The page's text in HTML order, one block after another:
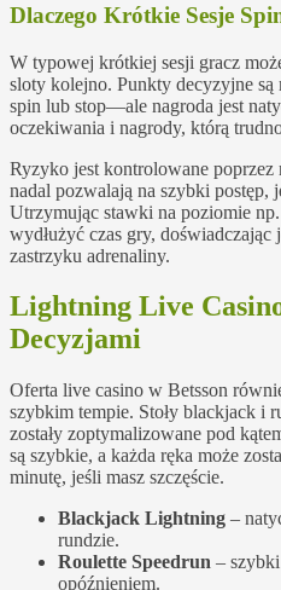
Dlaczego Krótkie Sesje
W typowej krótkiej sesji gracz
sloty kolejno. Punkty decyzyjne
spin lub stop—ale nagroda jest
oczekiwania i nagrody, którą
Ryzyko jest kontrolowane poprzez
nadal pozwalają na szybki postęp,
Utrzymując stawki na poziomie
wydłużyć czas gry, doświadczając
zastrzyku adrenaliny.
Lightning Live
Decyzjami
Oferta live casino w Betsson
szybkim tempie. Stoły blackjack i
zostały zoptymalizowane pod
są szybkie, a każda ręka może
minutę, jeśli masz szczęście.
Blackjack Lightning –
rundzie.
Roulette Speedrun –
opóźnieniem.